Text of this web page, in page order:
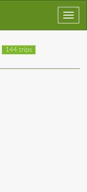
144 trips